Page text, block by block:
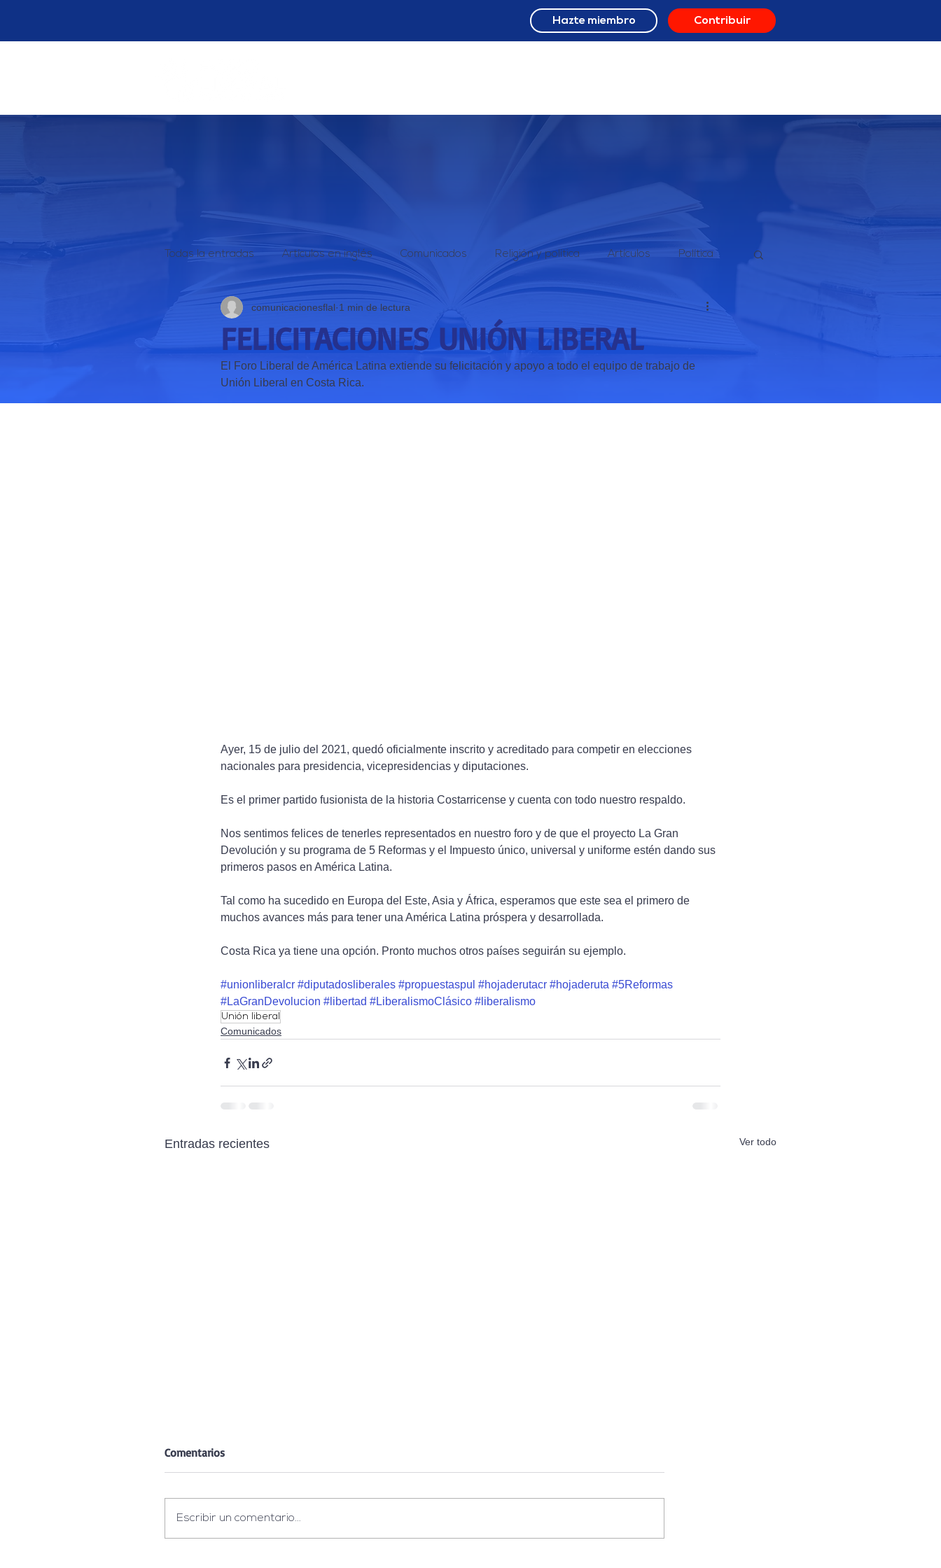
Hazte miembro Contribuir
Todas la entradas Artículos en inglés Comunicados Religión y política Artículos Política
FELICITACIONES UNIÓN LIBERAL
comunicacionesflal 1 min de lectura
El Foro Liberal de América Latina extiende su felicitación y apoyo a todo el equipo de trabajo de
Unión Liberal en Costa Rica.
Ayer, 15 de julio del 2021, quedó oficialmente inscrito y acreditado para competir en elecciones
nacionales para presidencia, vicepresidencias y diputaciones.
Es el primer partido fusionista de la historia Costarricense y cuenta con todo nuestro respaldo.
Nos sentimos felices de tenerles representados en nuestro foro y de que el proyecto La Gran
Devolución y su programa de 5 Reformas y el Impuesto único, universal y uniforme estén dando sus
primeros pasos en América Latina.
Tal como ha sucedido en Europa del Este, Asia y África, esperamos que este sea el primero de
muchos avances más para tener una América Latina próspera y desarrollada.
Costa Rica ya tiene una opción. Pronto muchos otros países seguirán su ejemplo.
#unionliberalcr #diputadosliberales #propuestaspul #hojaderutacr #hojaderuta #5Reformas
#LaGranDevolucion #libertad #LiberalismoClásico #liberalismo
Unión liberal
Comunicados
Entradas recientes Ver todo
Comentarios
Escribir un comentario...